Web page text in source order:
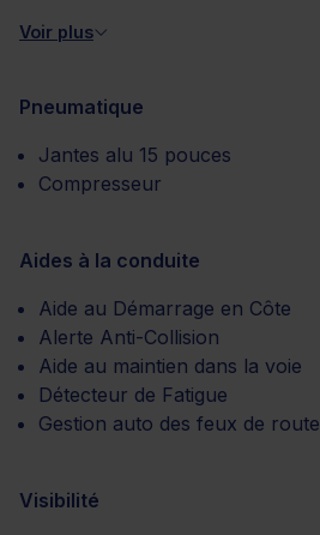
Voir plus
Pneumatique
Jantes alu 15 pouces
Compresseur
Aides à la conduite
Aide au Démarrage en Côte
Alerte Anti-Collision
Aide au maintien dans la voie
Détecteur de Fatigue
Gestion auto des feux de route
Visibilité